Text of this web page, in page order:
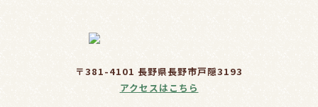
〒381-4101 長野県長野市戸隠3193
アクセスはこちら